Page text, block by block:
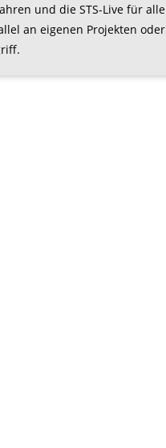
und die STS-Live für alle
an eigenen Projekten oder